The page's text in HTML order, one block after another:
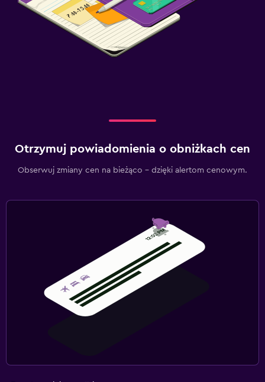
Otrzymuj powiadomienia o obniżkach cen
Obserwuj zmiany cen na bieżąco – dzięki alertom cenowym.